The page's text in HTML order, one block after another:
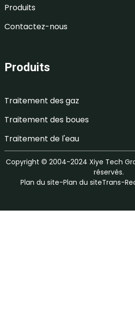
Produits
Contactez-nous
Produits
Traitement des gaz
Traitement des boues
Traitement de l'eau
Copyright © 2004-2024 Xiye Tech
réservés.
Plan du site-Plan du siteTrans-